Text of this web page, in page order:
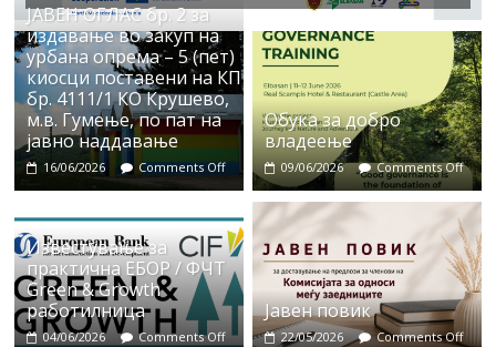
ЈАВЕН ОГЛАС бр. 2 за
издавање во закуп на
урбана опрема – 5 (пет)
киосци поставени на КП
бр. 4111/1 КО Крушево,
м.в. Гумење, по пат на
јавно наддавање
16/06/2026 Comments Off
Обука за добро
владеење
09/06/2026 Comments Off
Известување за
практична ЕБОР / ФЧТ
Green & Growth
работилница
04/06/2026 Comments Off
Јавен повик
22/05/2026 Comments Off